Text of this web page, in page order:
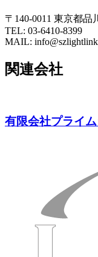
〒140-0011 東京都品
TEL: 03-6410-8399
MAIL:
関連会社
有限会社プライ